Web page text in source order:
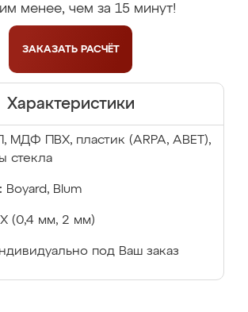
менее, чем за 15 минут!
ЗАКАЗАТЬ РАСЧЁТ
Характеристики
МДФ ПВХ, пластик (ARPA, ABET),
стекла
Boyard, Blum
(0,4 мм, 2 мм)
под Ваш заказ